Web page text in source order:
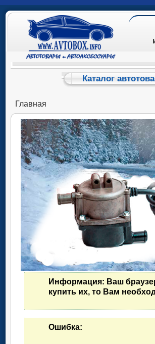
Каталог
Главная
Информация: Ваш
купить их, то Вам
Ошибка: